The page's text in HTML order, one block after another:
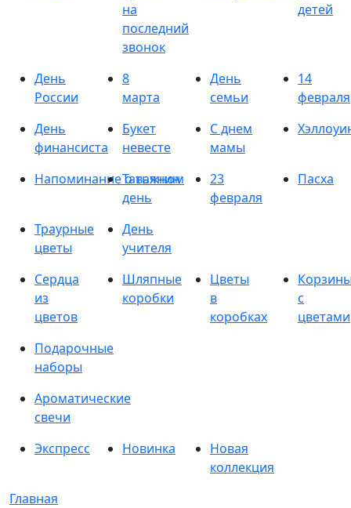
на
последний
звонок
детей
День
России
8
марта
День
семьи
14
февраля
День
финансиста
Букет
невесте
С днем
мамы
Напоминание о важном
Татьянин
день
23
февраля
Пасха
Траурные
цветы
День
учителя
Сердца
из
цветов
Шляпные
коробки
Цветы
в
коробках
с
цветами
Подарочные
наборы
Ароматические
свечи
Экспресс
Новинка
Новая
коллекция
Главная